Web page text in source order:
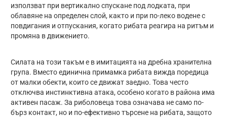
използват при вертикално спускане под лодката, при
облавяне на определен слой, както и при по-леко водене с
повдигания и отпускания, когато рибата реагира на ритъм и
промяна в движението.
Силата на този такъм е в имитацията на дребна хранителна
група. Вместо единична примамка рибата вижда поредица
от малки обекти, които се движат заедно. Това често
отключва инстинктивна атака, особено когато в района има
активен пасаж. За риболовеца това означава не само по-
бърз контакт, но и по-ефективно търсене на рибата, защото